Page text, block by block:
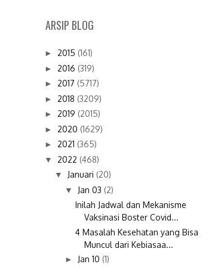
ARSIP BLOG
► 2015 (161)
► 2016 (319)
► 2017 (5717)
► 2018 (3209)
► 2019 (2015)
► 2020 (1629)
► 2021 (365)
▼ 2022 (468)
▼ Januari (20)
▼ Jan 03 (2)
Inilah Jadwal dan Mekanisme
Vaksinasi Boster Covid...
4 Masalah Kesehatan yang Bisa
Muncul dari Kebiasaa...
► Jan 10 (1)